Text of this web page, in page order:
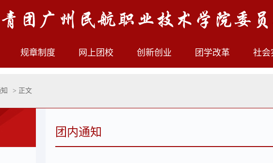
规章制度 网上团校 创新创业 团学改革 社会
> 正文
团内通知